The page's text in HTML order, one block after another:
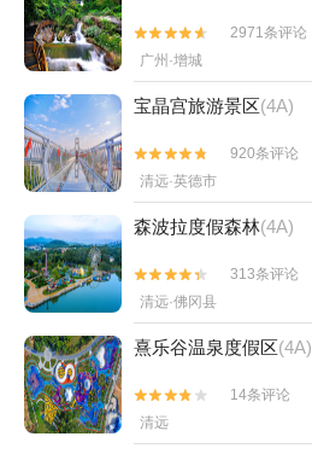


2971条评论
广州·增城
宝晶宫旅游景区(4A)


920条评论
清远·英德市
森波拉度假森林(4A)


313条评论
清远·佛冈县
熹乐谷温泉度假区(4A)


14条评论
清远